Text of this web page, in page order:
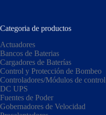
Categoria de productos
Actuadores
Bancos de Baterias
Cargadores de Baterías
Control y Protección de Bombeo
Controladores/Módulos de control
DC UPS
Fuentes de Poder
Gobernadores de Velocidad